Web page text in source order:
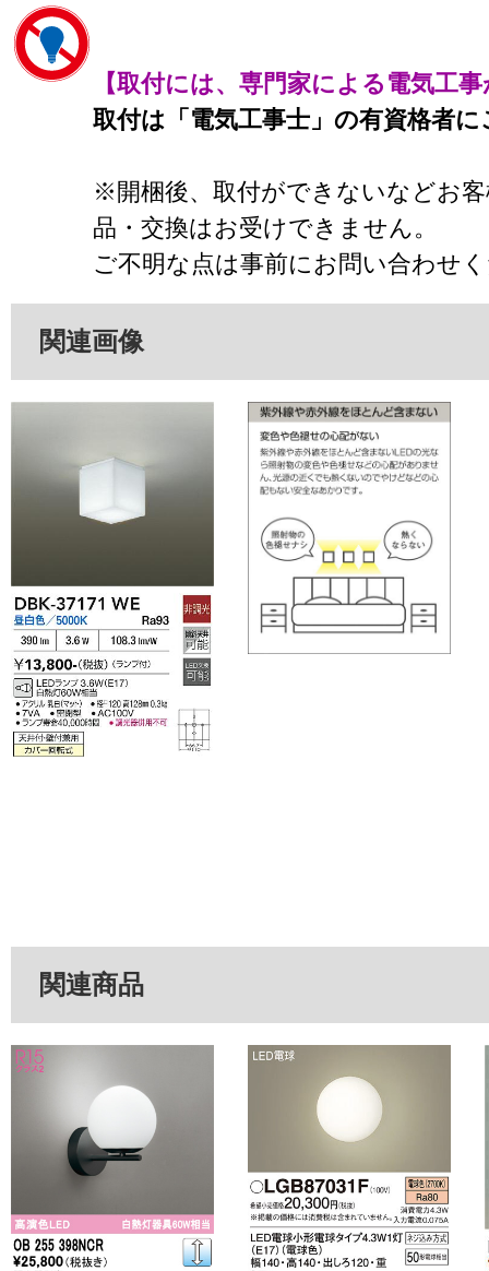
【取付には、専門家による電気工
取付は「電気工事士」の有資格者
※開梱後、取付ができないなどお
品・交換はお受けできません。
ご不明な点は事前にお問い合わせ
関連画像
関連商品